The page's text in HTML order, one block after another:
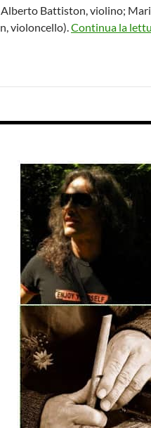
Battiston, violino;
violoncello). Continua la